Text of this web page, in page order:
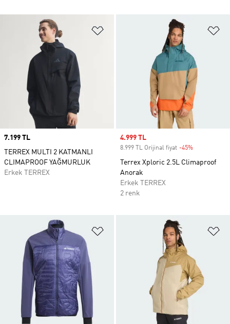
Favori Listesine Ekle
Price
7.199 TL
TERREX MULTI 2 KATMANLI
CLIMAPROOF YAĞMURLUK
Erkek TERREX
Sale price
4.999 TL
8.999 TL Orijinal fiyat -45%
Terrex Xploric 2.5L Climaproof
Anorak
Erkek TERREX
2 renk
Favori Listesine Ekle